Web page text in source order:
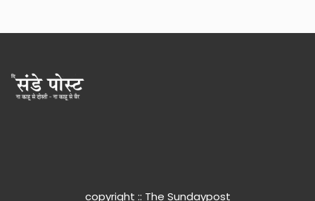
copyright :: The Sundaypost